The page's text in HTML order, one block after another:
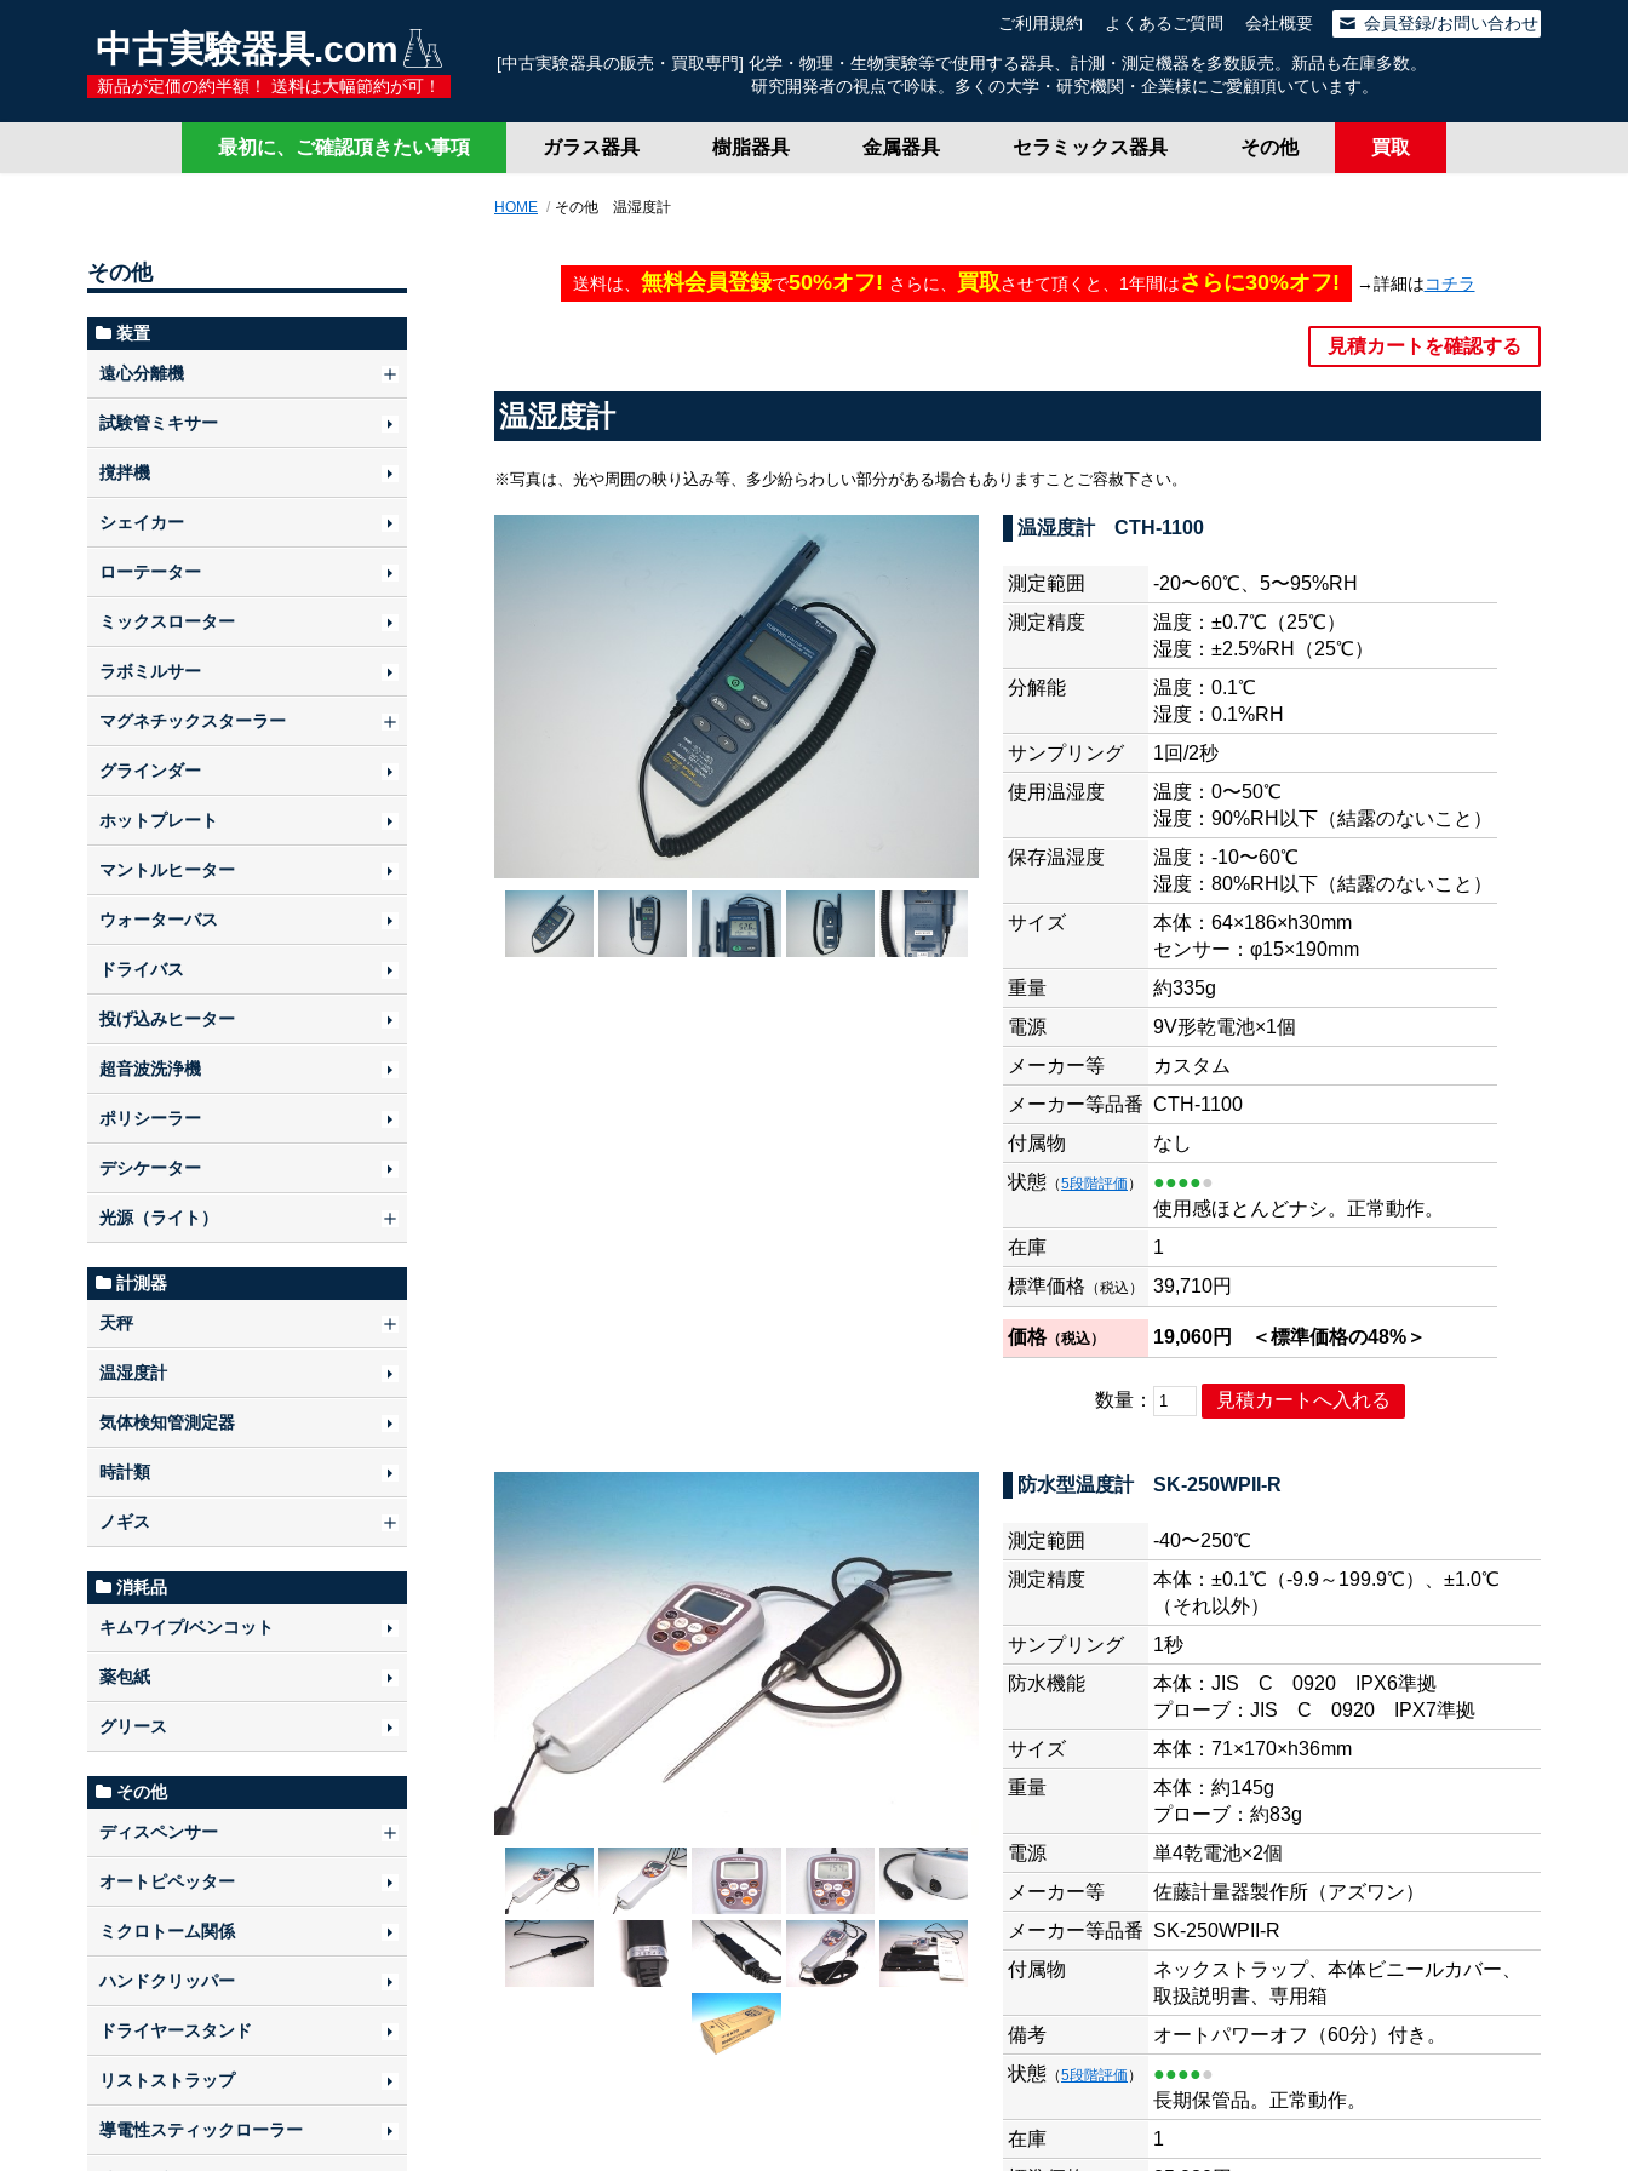
中古実験器具.com
新品が定価の約半額！ 送料は大幅節約が可！
[中古実験器具の販売・買取専門] 化学・物理・生物実験等で使用する器具、計測・測定機器を多数販売。新品も在庫多数。
研究開発者の視点で吟味。多くの大学・研究機関・企業様にご愛顧頂いています。
ご利用規約 よくあるご質問 会社概要 会員登録/お問い合わせ
最初に、ご確認頂きたい事項 ガラス器具 樹脂器具 金属器具 セラミックス器具 その他 買取
HOME その他 温湿度計
送料は、 無料会員登録で50%オフ! さらに、 買取させて頂くと、 1年間はさらに30%オフ! →詳細はコチラ
見積カートを確認する
温湿度計
※写真は、光や周囲の映り込み等、多少紛らわしい部分がある場合もありますことご容赦下さい。
温湿度計 CTH-1100
測定範囲
-20〜60℃、5〜95%RH
測定精度
温度：±0.7℃（25℃）
湿度：±2.5%RH（25℃）
分解能
温度：0.1℃
湿度：0.1%RH
サンプリング
1回/2秒
使用温湿度
温度：0〜50℃
湿度：90%RH以下（結露のないこと）
保存温湿度
温度：-10〜60℃
湿度：80%RH以下（結露のないこと）
サイズ
本体：64×186×h30mm
センサー：φ15×190mm
重量
約335g
電源
9V形乾電池×1個
メーカー等
カスタム
メーカー等品番 CTH-1100
付属物
なし
状態 （5段階評価 ） ●●●●●
使用感ほとんどナシ。正常動作。
在庫
1
標準価格 （税込） 39,710円
価格（税込） 19,060円 ＜標準価格の48%＞
数量：
防水型温度計 SK-250WPII-R
測定範囲
-40〜250℃
測定精度
本体：±0.1℃（-9.9～199.9℃）、±1.0℃
（それ以外）
サンプリング
1秒
防水機能
本体：JIS C 0920 IPX6準拠
プローブ：JIS C 0920 IPX7準拠
サイズ
本体：71×170×h36mm
重量
本体：約145g
プローブ：約83g
電源
単4乾電池×2個
メーカー等
佐藤計量器製作所（アズワン）
メーカー等品番 SK-250WPII-R
付属物
ネックストラップ、本体ビニールカバー、
取扱説明書、専用箱
備考
オートパワーオフ（60分）付き。
状態 （5段階評価 ） ●●●●●
長期保管品。正常動作。
在庫
1
その他
装置
遠心分離機
試験管ミキサー
撹拌機
シェイカー
ローテーター
ミックスローター
ラボミルサー
マグネチックスターラー
グラインダー
ホットプレート
マントルヒーター
ウォーターバス
ドライバス
投げ込みヒーター
超音波洗浄機
ポリシーラー
デシケーター
光源（ライト）
計測器
天秤
温湿度計
気体検知管測定器
時計類
ノギス
消耗品
キムワイプ/ベンコット
薬包紙
グリース
その他
ディスペンサー
オートピペッター
ミクロトーム関係
ハンドクリッパー
ドライヤースタンド
リストストラップ
導電性スティックローラー